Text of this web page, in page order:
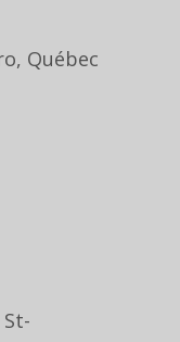
Québec